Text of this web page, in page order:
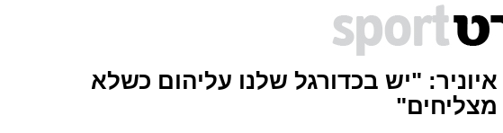
איוניר: "יש בכדורגל שלנו עליהום כשלא
מצליחים"